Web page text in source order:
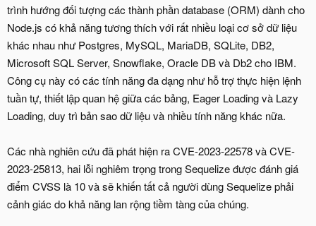
trình hướng đối tượng các thành phần database (ORM) dành cho
Node.js có khả năng tương thích với rất nhiều loại cơ sở dữ liệu
khác nhau như Postgres, MySQL, MariaDB, SQLite, DB2,
Microsoft SQL Server, Snowflake, Oracle DB và Db2 cho IBM.
Công cụ này có các tính năng đa dạng như hỗ trợ thực hiện lệnh
tuần tự, thiết lập quan hệ giữa các bảng, Eager Loading và Lazy
Loading, duy trì bản sao dữ liệu và nhiều tính năng khác nữa.
Các nhà nghiên cứu đã phát hiện ra CVE-2023-22578 và CVE-
2023-25813, hai lỗi nghiêm trọng trong Sequelize được đánh giá
điểm CVSS là 10 và sẽ khiến tất cả người dùng Sequelize phải
cảnh giác do khả năng lan rộng tiềm tàng của chúng.